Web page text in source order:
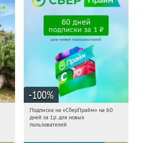
-100%
13:50:59 Получили:
Россия
Подписка на «СберПрайм» на 60
дней за 1р. для новых
пользователей